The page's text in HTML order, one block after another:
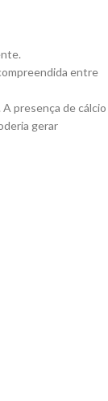
entre
presença de cálcio
gerar